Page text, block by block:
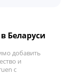
Беларуси
добавить
и
с